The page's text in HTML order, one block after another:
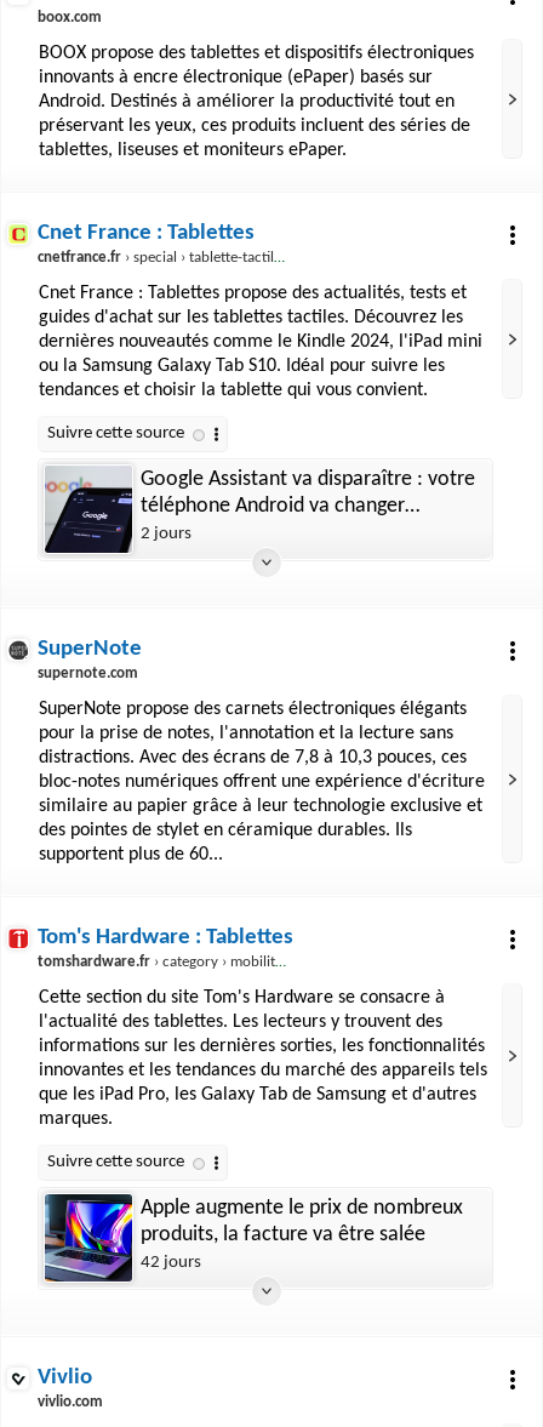
boox.com
BOOX propose des tablettes et dispositifs électroniques
innovants à encre électronique (ePaper) basés sur
Android. Destinés à améliorer la productivité tout en
préservant les yeux, ces produits incluent des séries de
tablettes, liseuses et moniteurs ePaper.
Cnet France : Tablettes
cnetfrance.fr › special › tablette-tactile-4000143148.htm
Cnet France : Tablettes propose des actualités, tests et
guides d'achat sur les tablettes tactiles. Découvrez les
dernières nouveautés comme le Kindle 2024, l'iPad mini
ou la Samsung Galaxy Tab S10. Idéal pour suivre les
tendances et choisir la tablette qui vous convient.
Google Assistant va disparaître : votre
téléphone Android va changer
d’assistant
2 jours
SuperNote
supernote.com
SuperNote propose des carnets électroniques élégants
pour la prise de notes, l'annotation et la lecture sans
distractions. Avec des écrans de 7,8 à 10,3 pouces, ces
bloc-notes numériques offrent une expérience d'écriture
similaire au papier grâce à leur technologie exclusive et
des pointes de stylet en céramique durables. Ils
supportent plus de 60...
Tom's Hardware : Tablettes
tomshardware.fr › category › mobilite › tablettes
Cette section du site Tom's Hardware se consacre à
l'actualité des tablettes. Les lecteurs y trouvent des
informations sur les dernières sorties, les fonctionnalités
innovantes et les tendances du marché des appareils tels
que les iPad Pro, les Galaxy Tab de Samsung et d'autres
marques.
Apple augmente le prix de nombreux
produits, la facture va être salée
42 jours
Vivlio
vivlio.com